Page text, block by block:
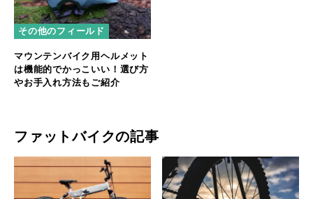
その他のフィールド
マウンテンバイク用ヘルメット
は機能的でかっこいい！選び方
やお手入れ方法もご紹介
ファットバイクの記事